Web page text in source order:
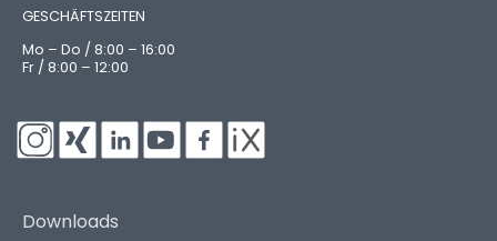
GESCHÄFTSZEITEN
Mo – Do / 8:00 – 16:00
Fr / 8:00 – 12:00
Downloads